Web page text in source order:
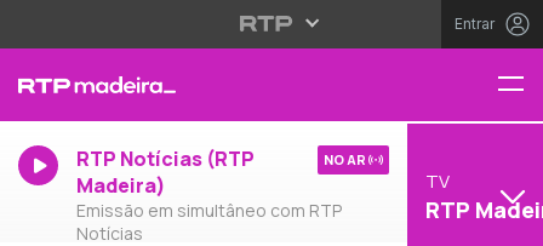
Entrar
RTP Notícias (RTP
Madeira)
Emissão em simultâneo com RTP
Notícias
NO AR
TV
RTP